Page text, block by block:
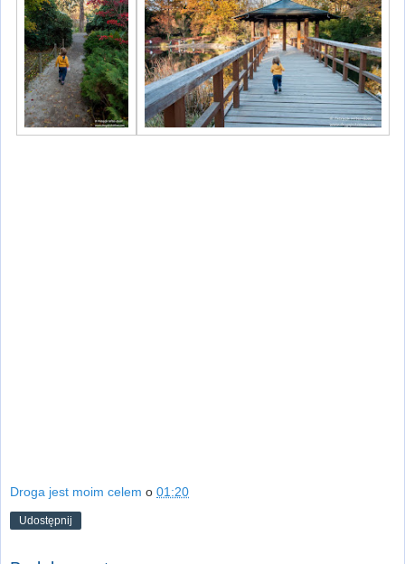
Droga jest moim celem o 01:20
Udostępnij